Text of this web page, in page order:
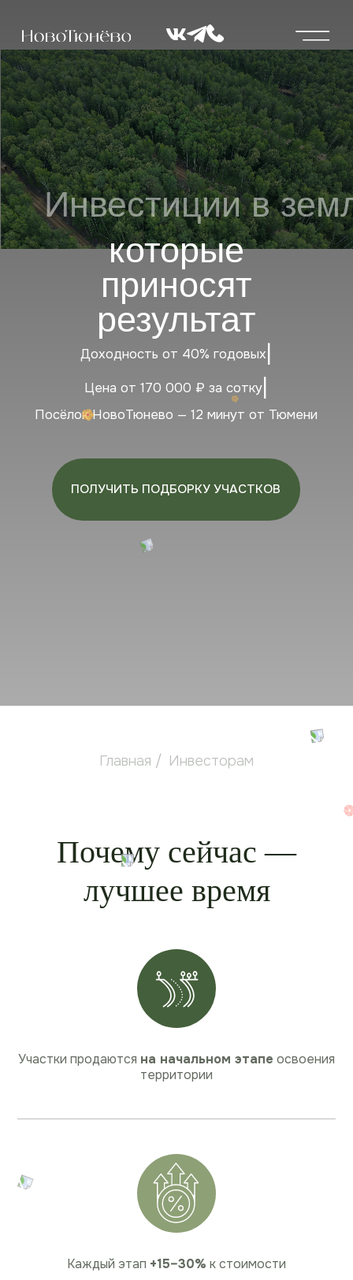
Инвестиции в землю,
которые
приносят
результат
ПОЛУЧИТЬ ПОДБОРКУ УЧАСТКОВ
Доходность от 40% годовых|
Цена от 170 000 ₽ за сотку|
Посёлок НовоТюнево — 12 минут от Тюмени
Главная / Инвесторам
Почему сейчас —
лучшее время
Участки продаются на начальном этапе освоения
территории
Каждый этап +15–30% к стоимости